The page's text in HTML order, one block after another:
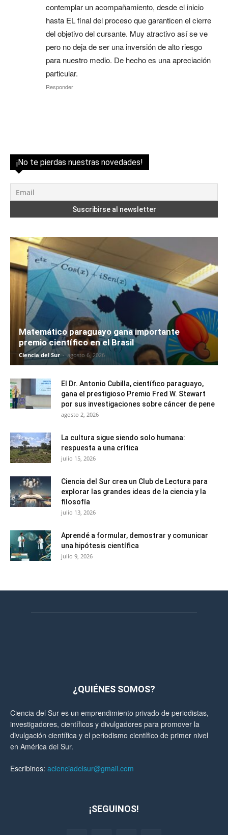
contemplar un acompañamiento, desde el inicio
hasta EL final del proceso que garanticen el cierre
del objetivo del cursante. Muy atractivo así se ve
pero no deja de ser una inversión de alto riesgo
para nuestro medio. De hecho es una apreciación
particular.
Responder
¡No te pierdas nuestras novedades!
Matemático paraguayo gana importante
premio científico en el Brasil
Ciencia del Sur - agosto 6, 2026
El Dr. Antonio Cubilla, científico paraguayo,
gana el prestigioso Premio Fred W. Stewart
por sus investigaciones sobre cáncer de pene
agosto 2, 2026
La cultura sigue siendo solo humana:
respuesta a una crítica
julio 15, 2026
Ciencia del Sur crea un Club de Lectura para
explorar las grandes ideas de la ciencia y la
filosofía
julio 13, 2026
Aprendé a formular, demostrar y comunicar
una hipótesis científica
julio 9, 2026
¿QUIÉNES SOMOS?
Ciencia del Sur es un emprendimiento privado de periodistas,
investigadores, científicos y divulgadores para promover la
divulgación científica y el periodismo científico de primer nivel
en América del Sur.
Escribinos: acienciadelsur@gmail.com
¡SEGUINOS!